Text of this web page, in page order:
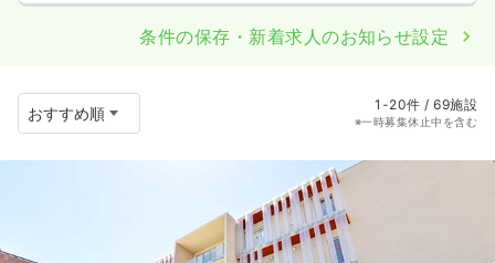
条件の保存・新着求人のお知らせ設定
1-20件 / 69施設
※一時募集休止中を含む